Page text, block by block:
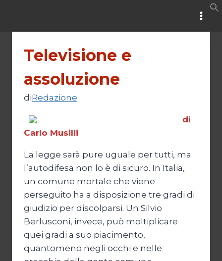
contenuto
Televisione e
assoluzione
diRedazione
di
Carlo Musilli
La legge sarà pure uguale per tutti, ma
l’autodifesa non lo è di sicuro. In Italia,
un comune mortale che viene
perseguito ha a disposizione tre gradi di
giudizio per discolparsi. Un Silvio
Berlusconi, invece, può moltiplicare
quei gradi a suo piacimento,
quantomeno negli occhi e nelle